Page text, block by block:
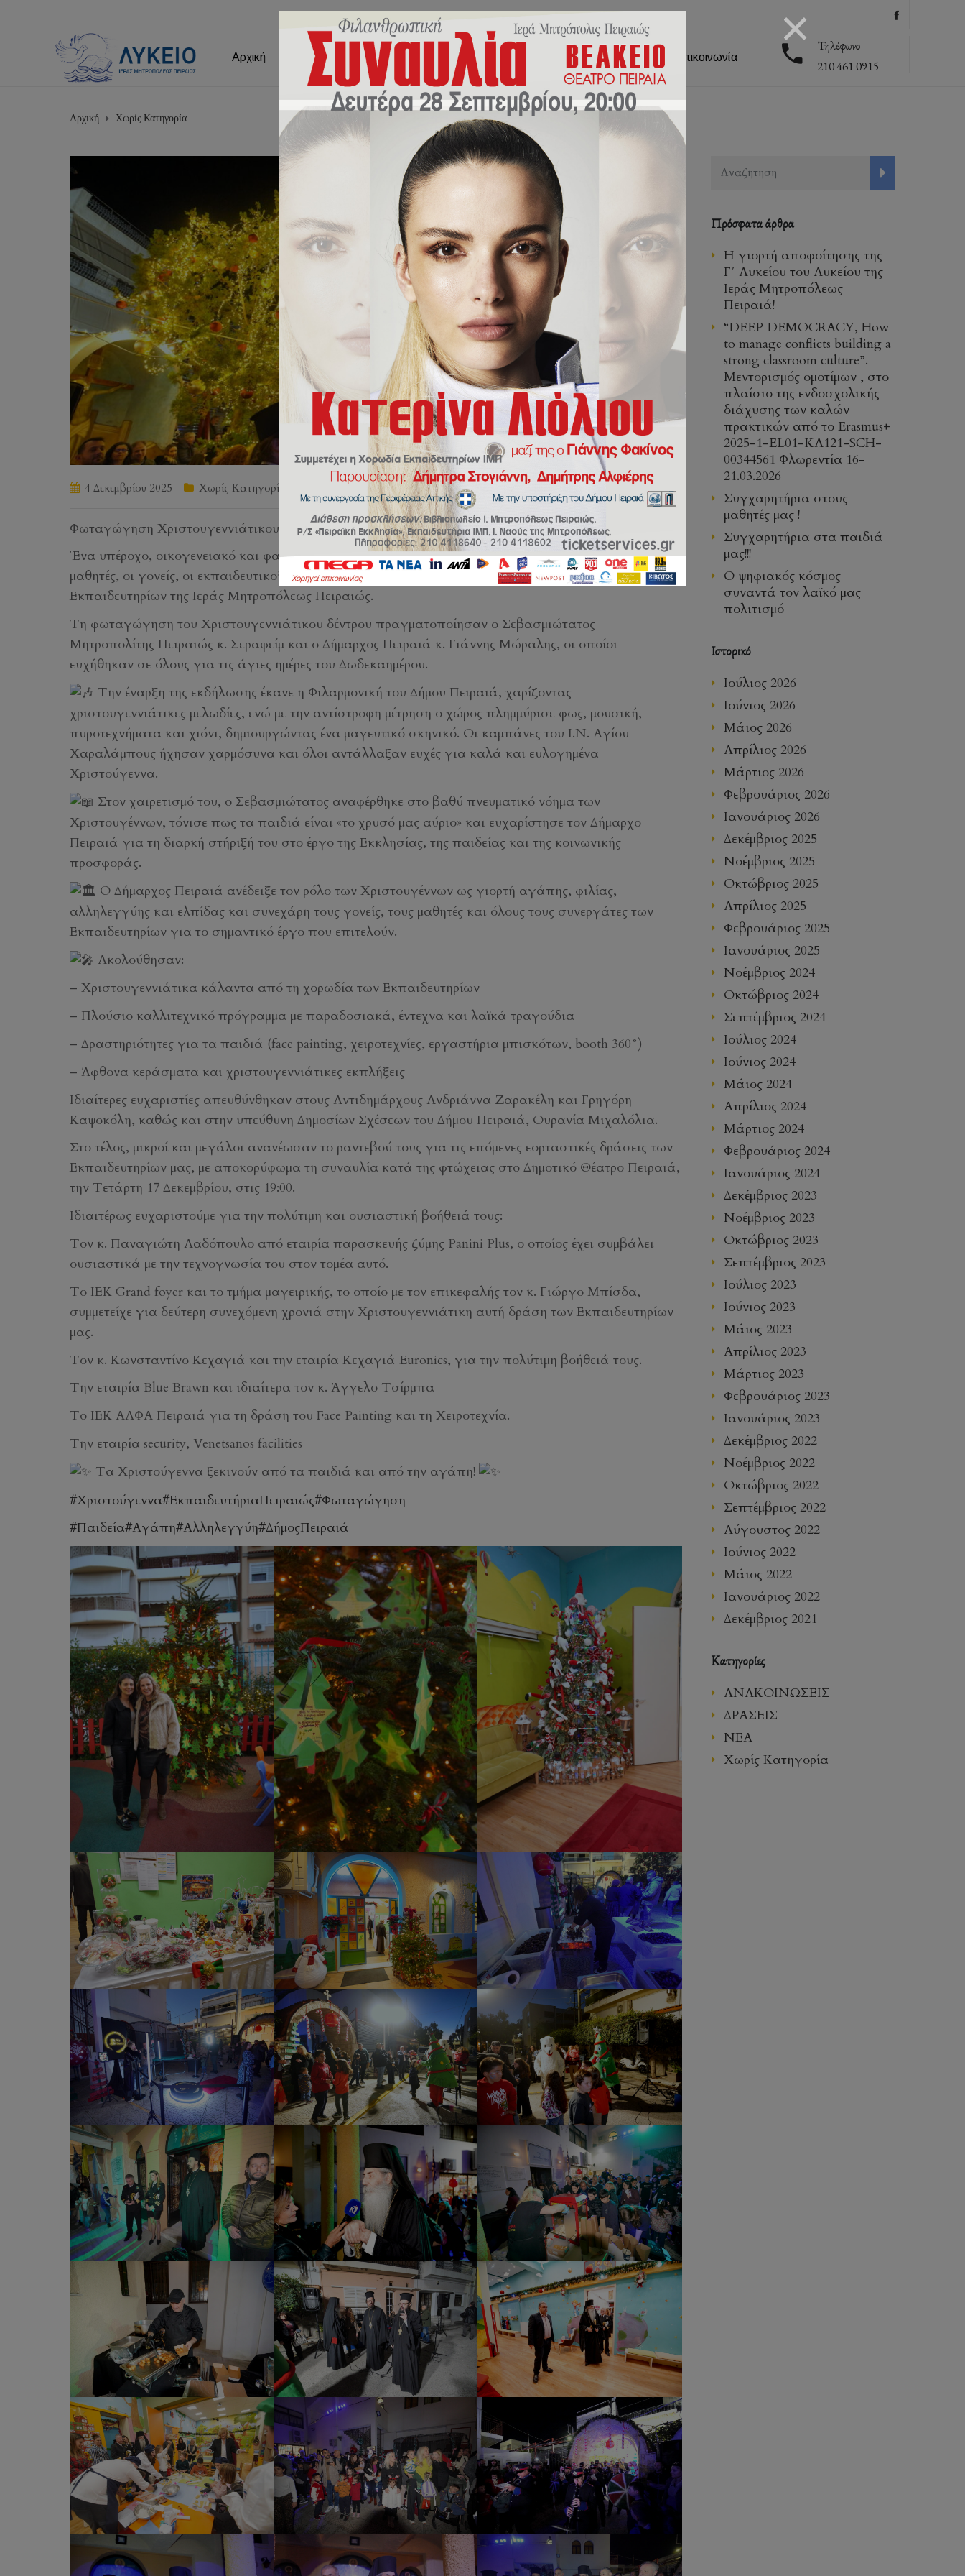
Αρχική Εκπαιδευτικό Πρόγραμμα Νέα/Δράσεις Επικοινωνία
Τηλέφωνο
210 461 0915
Αρχική Χωρίς Κατηγορία
4 Δεκεμβρίου 2025 Χωρίς Κατηγορία sbalaska
Φωταγώγηση Χριστουγεννιάτικου Δέντρου στα Εκπαιδευτήρια της Ι. Μητροπόλεως Πειραιώς
Ένα υπέροχο, οικογενειακό και φαντασμαγορικό απόγευμα έζησαν τη Δευτέρα 1 Δεκεμβρίου 2025 οι
μαθητές, οι γονείς, οι εκπαιδευτικοί, το διοικητικό και βοηθητικό προσωπικό, καθώς και οι φίλοι των
Εκπαιδευτηρίων της Ιεράς Μητροπόλεως Πειραιώς.
Τη φωταγώγηση του Χριστουγεννιάτικου δέντρου πραγματοποίησαν ο Σεβασμιώτατος
Μητροπολίτης Πειραιώς κ. Σεραφείμ και ο Δήμαρχος Πειραιά κ. Γιάννης Μώραλης, οι οποίοι
ευχήθηκαν σε όλους για τις άγιες ημέρες του Δωδεκαημέρου.
Την έναρξη της εκδήλωσης έκανε η Φιλαρμονική του Δήμου Πειραιά, χαρίζοντας
χριστουγεννιάτικες μελωδίες, ενώ με την αντίστροφη μέτρηση ο χώρος πλημμύρισε φως, μουσική,
πυροτεχνήματα και χιόνι, δημιουργώντας ένα μαγευτικό σκηνικό. Οι καμπάνες του Ι.Ν. Αγίου
Χαραλάμπους ήχησαν χαρμόσυνα και όλοι αντάλλαξαν ευχές για καλά και ευλογημένα
Χριστούγεννα.
Στον χαιρετισμό του, ο Σεβασμιώτατος αναφέρθηκε στο βαθύ πνευματικό νόημα των
Χριστουγέννων, τόνισε πως τα παιδιά είναι «το χρυσό μας αύριο» και ευχαρίστησε τον Δήμαρχο
Πειραιά για τη διαρκή στήριξή του στο έργο της Εκκλησίας, της παιδείας και της κοινωνικής
προσφοράς.
Ο Δήμαρχος Πειραιά ανέδειξε τον ρόλο των Χριστουγέννων ως γιορτή αγάπης, φιλίας,
αλληλεγγύης και ελπίδας και συνεχάρη τους γονείς, τους μαθητές και όλους τους συνεργάτες των
Εκπαιδευτηρίων για το σημαντικό έργο που επιτελούν.
Ακολούθησαν:
– Χριστουγεννιάτικα κάλαντα από τη χορωδία των Εκπαιδευτηρίων
– Πλούσιο καλλιτεχνικό πρόγραμμα με παραδοσιακά, έντεχνα και λαϊκά τραγούδια
– Δραστηριότητες για τα παιδιά (face painting, χειροτεχνίες, εργαστήρια μπισκότων, booth 360°)
– Άφθονα κεράσματα και χριστουγεννιάτικες εκπλήξεις
Ιδιαίτερες ευχαριστίες απευθύνθηκαν στους Αντιδημάρχους Ανδριάννα Ζαρακέλη και Γρηγόρη
Καψοκόλη, καθώς και στην υπεύθυνη Δημοσίων Σχέσεων του Δήμου Πειραιά, Ουρανία Μιχαλόλια.
Στο τέλος, μικροί και μεγάλοι ανανέωσαν το ραντεβού τους για τις επόμενες εορταστικές δράσεις των
Εκπαιδευτηρίων μας, με αποκορύφωμα τη συναυλία κατά της φτώχειας στο Δημοτικό Θέατρο Πειραιά,
την Τετάρτη 17 Δεκεμβρίου, στις 19:00.
Ιδιαιτέρως ευχαριστούμε για την πολύτιμη και ουσιαστική βοήθειά τους:
Τον κ. Παναγιώτη Λαδόπουλο από εταιρία παρασκευής ζύμης Panini Plus, ο οποίος έχει συμβάλει
ουσιαστικά με την τεχνογνωσία του στον τομέα αυτό.
Το ΙΕΚ Grand foyer και το τμήμα μαγειρικής, το οποίο με τον επικεφαλής τον κ. Γιώργο Μπίσδα,
συμμετείχε για δεύτερη συνεχόμενη χρονιά στην Χριστουγεννιάτικη αυτή δράση των Εκπαιδευτηρίων
μας.
Τον κ. Κωνσταντίνο Κεχαγιά και την εταιρία Κεχαγιά Euronics, για την πολύτιμη βοήθειά τους.
Την εταιρία Blue Brawn και ιδιαίτερα τον κ. Άγγελο Τσίρμπα
Το ΙΕΚ ΑΛΦΑ Πειραιά για τη δράση του Face Painting και τη Χειροτεχνία.
Την εταιρία security, Venetsanos facilities
Τα Χριστούγεννα ξεκινούν από τα παιδιά και από την αγάπη!
#Χριστούγεννα#ΕκπαιδευτήριαΠειραιώς#Φωταγώγηση
#Παιδεία#Αγάπη#Αλληλεγγύη#ΔήμοςΠειραιά
Πρόσφατα άρθρα
Η γιορτή αποφοίτησης της
Γ΄ Λυκείου του Λυκείου της
Ιεράς Μητροπόλεως
Πειραιά!
“DEEP DEMOCRACY, How
to manage conflicts building a
strong classroom culture”.
Μεντορισμός ομοτίμων , στο
πλαίσιο της ενδοσχολικής
διάχυσης των καλών
πρακτικών από το Erasmus+
2025-1-EL01-KA121-SCH-
00344561 Φλωρεντία 16-
21.03.2026
Συγχαρητήρια στους
μαθητές μας !
Συγχαρητήρια στα παιδιά
μας!!!
Ο ψηφιακός κόσμος
συναντά τον λαϊκό μας
πολιτισμό
Ιστορικό
Ιούλιος 2026
Ιούνιος 2026
Μάιος 2026
Απρίλιος 2026
Μάρτιος 2026
Φεβρουάριος 2026
Ιανουάριος 2026
Δεκέμβριος 2025
Νοέμβριος 2025
Οκτώβριος 2025
Απρίλιος 2025
Φεβρουάριος 2025
Ιανουάριος 2025
Νοέμβριος 2024
Οκτώβριος 2024
Σεπτέμβριος 2024
Ιούλιος 2024
Ιούνιος 2024
Μάιος 2024
Απρίλιος 2024
Μάρτιος 2024
Φεβρουάριος 2024
Ιανουάριος 2024
Δεκέμβριος 2023
Νοέμβριος 2023
Οκτώβριος 2023
Σεπτέμβριος 2023
Ιούλιος 2023
Ιούνιος 2023
Μάιος 2023
Απρίλιος 2023
Μάρτιος 2023
Φεβρουάριος 2023
Ιανουάριος 2023
Δεκέμβριος 2022
Νοέμβριος 2022
Οκτώβριος 2022
Σεπτέμβριος 2022
Αύγουστος 2022
Ιούνιος 2022
Μάιος 2022
Ιανουάριος 2022
Δεκέμβριος 2021
Kατηγορίες
ΑΝΑΚΟΙΝΩΣΕΙΣ
ΔΡΑΣΕΙΣ
ΝΕΑ
Χωρίς Κατηγορία